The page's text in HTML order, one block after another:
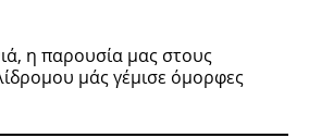
η παρουσία μας στους
μάς γέμισε όμορφες